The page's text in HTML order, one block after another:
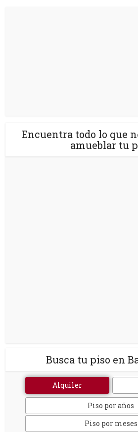
Encuentra todo lo que
amueblar tu
Busca tu piso en
Alquiler
Piso por años
Piso por meses